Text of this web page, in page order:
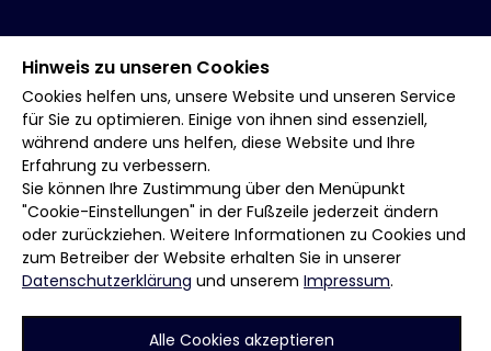
Hinweis zu unseren Cookies
Cookies helfen uns, unsere Website und unseren Service
für Sie zu optimieren. Einige von ihnen sind essenziell,
während andere uns helfen, diese Website und Ihre
Erfahrung zu verbessern.
Sie können Ihre Zustimmung über den Menüpunkt
"Cookie-Einstellungen" in der Fußzeile jederzeit ändern
oder zurückziehen. Weitere Informationen zu Cookies und
zum Betreiber der Website erhalten Sie in unserer
Datenschutzerklärung und unserem Impressum.
Alle Cookies akzeptieren